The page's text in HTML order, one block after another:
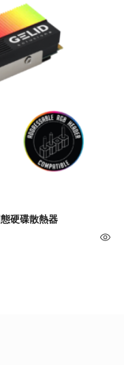
硬碟散熱器